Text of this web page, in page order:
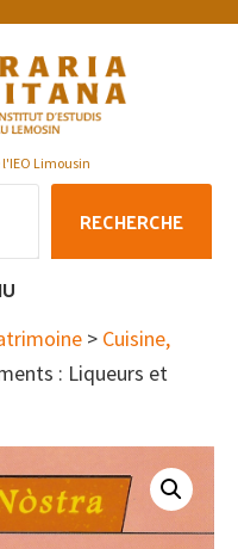
l'IEO Limousin
RECHERCHE
> Cuisine,
: Liqueurs et